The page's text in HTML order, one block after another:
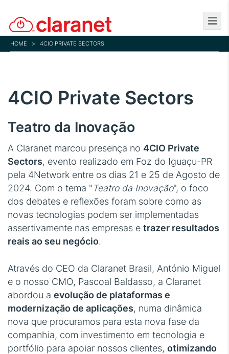
to
main
content
HOME > 4CIO PRIVATE SECTORS
4CIO Private Sectors
Teatro da Inovação
A Claranet marcou presença no 4CIO Private
Sectors, evento realizado em Foz do Iguaçu-PR
pela 4Network entre os dias 21 e 25 de Agosto de
2024. Com o tema " Teatro da Inovação", o foco
dos debates e reflexões foram sobre como as
novas tecnologias podem ser implementadas
assertivamente nas empresas e trazer resultados
reais ao seu negócio.
Através do CEO da Claranet Brasil, António Miguel
e o nosso CMO, Pascoal Baldasso, a Claranet
abordou a evolução de plataformas e
modernização de aplicações, numa dinâmica
nova que procuramos para esta nova fase da
companhia, com investimento em tecnologia e
portfólio para apoiar nossos clientes, otimizando